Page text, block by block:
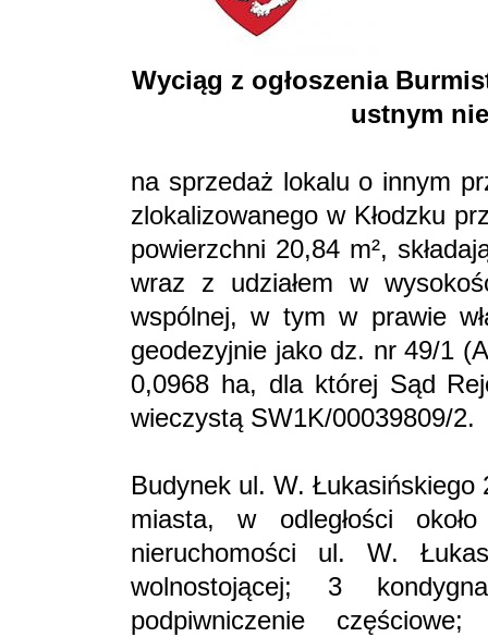
Wyciąg z ogłoszenia
ustnym
na sprzedaż lokalu o innym
zlokalizowanego w Kłodzku
powierzchni 20,84 m²,
wraz z udziałem w
wspólnej, w tym w prawie
geodezyjnie jako dz. nr 49/1
0,0968 ha, dla której Sąd
wieczystą SW1K/00039809/2.
Budynek ul. W. Łukasińskiego
miasta, w odległości
nieruchomości ul. W.
wolnostojącej; 3
podpiwniczenie